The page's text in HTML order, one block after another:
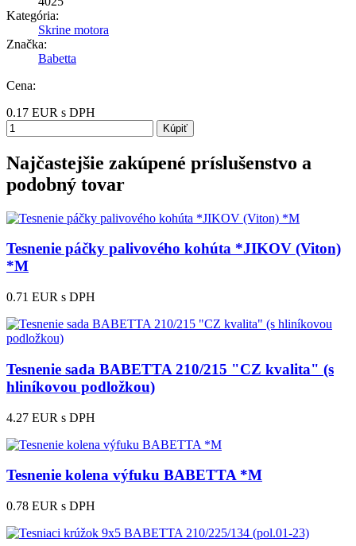
Kategória:
Skrine motora
Značka:
Babetta
Cena:
0.17 EUR s DPH
Kúpiť
Najčastejšie zakúpené príslušenstvo a
podobný tovar
Tesnenie páčky palivového kohúta *JIKOV (Viton)
*M
0.71 EUR s DPH
Tesnenie sada BABETTA 210/215 "CZ kvalita" (s
hliníkovou podložkou)
4.27 EUR s DPH
Tesnenie kolena výfuku BABETTA *M
0.78 EUR s DPH